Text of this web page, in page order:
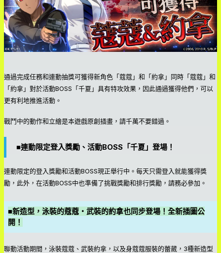
通過完成任務和連動抽獎可獲得新角色「蔻蔻」和「約拿」同時「蔻蔻」和
「約拿」對於活動BOSS「千夏」具有特攻效果，因此通過獲得他們，可以
更有利地推進活動。
戰鬥中的動作和立繪是本遊戲原創插畫，請千萬不要錯過。
■連動限定登入獎勵、活動BOSS「千夏」登場！
連動限定的登入獎勵和活動BOSS現正舉行中。每天只需登入就能獲得獎
勵，此外，在活動BOSS中也準備了挑戰獎勵和排行獎勵，請務必參加。
■新造型，泳裝的蔻蔻・武裝的約拿也同步登場！全新插圖公
開！
聯動活動期間，泳裝蔻蔻、武裝約拿，以及身蔻蔻服裝的蕾葳，3種新造型